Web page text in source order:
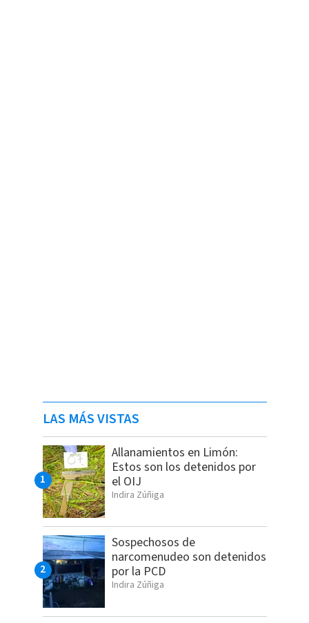
LAS MÁS VISTAS
Allanamientos en Limón:
Estos son los detenidos por
el OIJ
Indira Zúñiga
Sospechosos de
narcomenudeo son detenidos
por la PCD
Indira Zúñiga